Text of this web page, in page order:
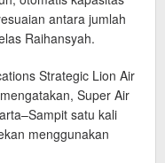
antara jumlah
Raihansyah.
Strategic Lion Air
Super Air
satu kali
menggunakan